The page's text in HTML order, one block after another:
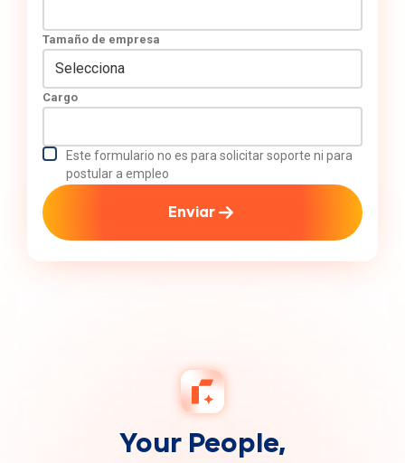
Tamaño de empresa
Cargo
Este formulario no es para solicitar soporte ni para
postular a empleo
Enviar
Your People,